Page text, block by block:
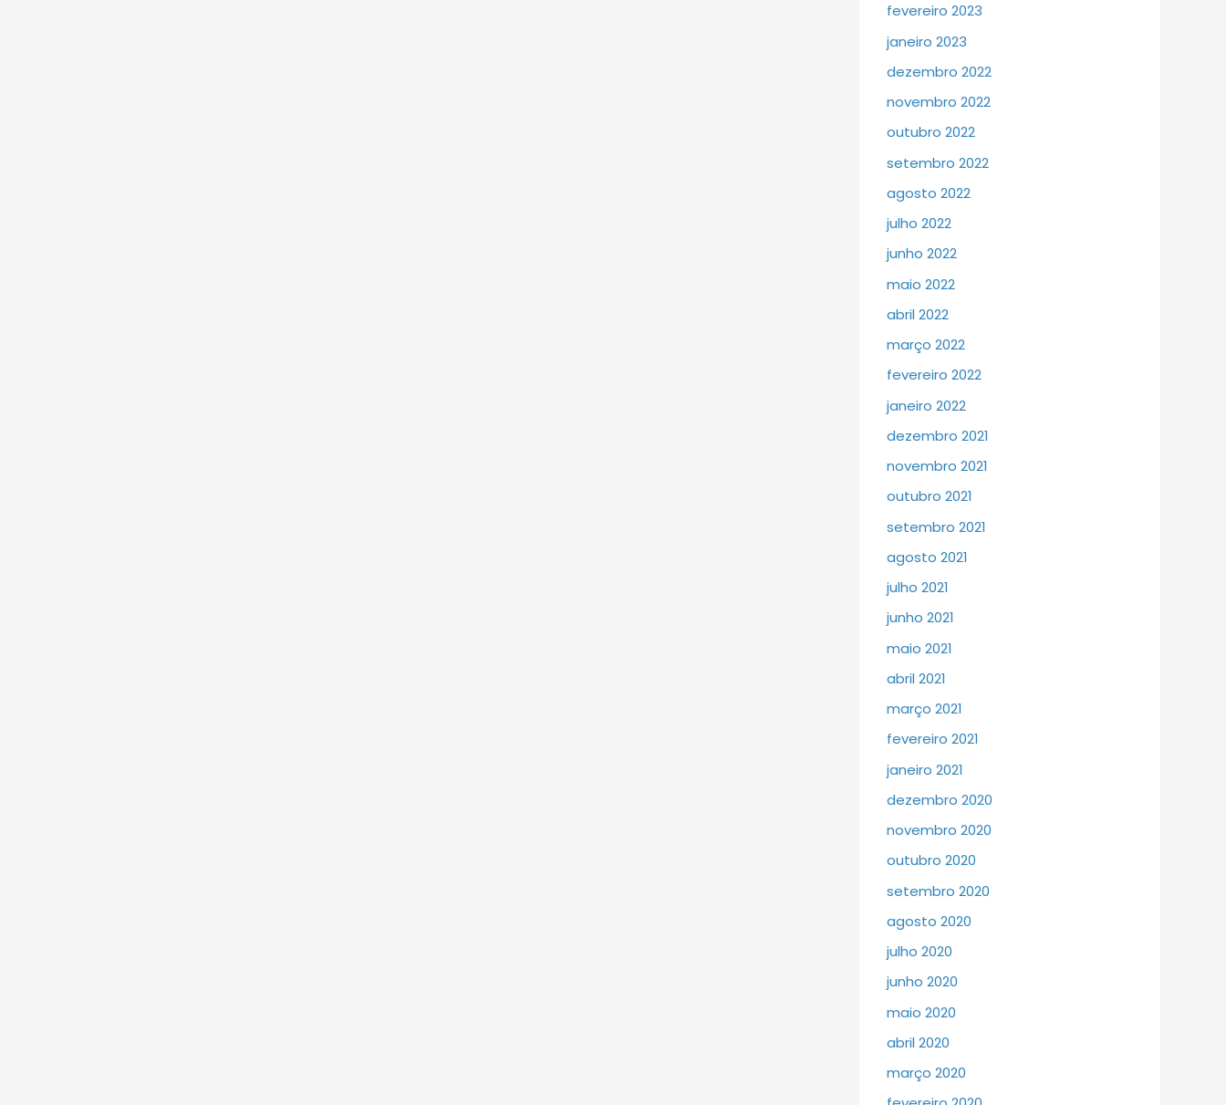
fevereiro 2023
janeiro 2023
dezembro 2022
novembro 2022
outubro 2022
setembro 2022
agosto 2022
julho 2022
junho 2022
maio 2022
abril 2022
março 2022
fevereiro 2022
janeiro 2022
dezembro 2021
novembro 2021
outubro 2021
setembro 2021
agosto 2021
julho 2021
junho 2021
maio 2021
abril 2021
março 2021
fevereiro 2021
janeiro 2021
dezembro 2020
novembro 2020
outubro 2020
setembro 2020
agosto 2020
julho 2020
junho 2020
maio 2020
abril 2020
março 2020